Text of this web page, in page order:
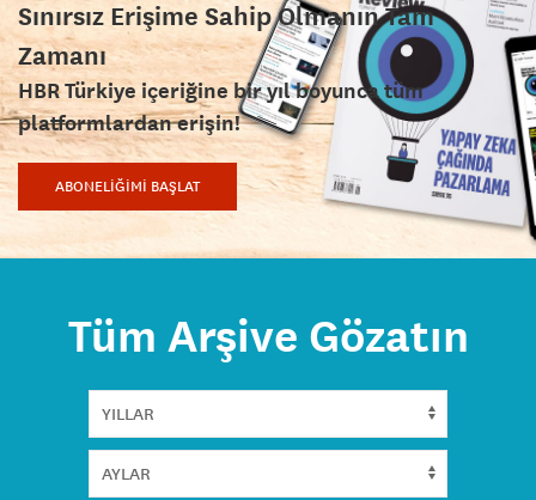
Sınırsız Erişime Sahip Olmanın Tam
Zamanı
HBR Türkiye içeriğine bir yıl boyunca tüm
platformlardan erişin!
ABONELİĞİMİ BAŞLAT
Tüm Arşive Gözatın